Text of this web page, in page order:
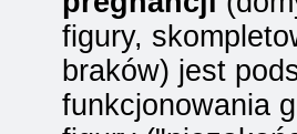
figury,
braków) jest
funkcjonowania